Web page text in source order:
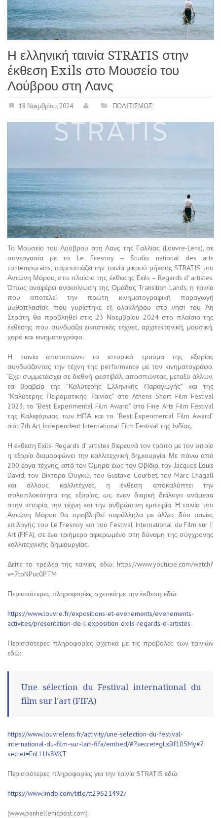
Η ελληνική ταινία STRATIS στην
έκθεση Exils στο Μουσείο του
Λούβρου στη Λανς
18 Νοεμβρίου, 2024 ΠΟΛΙΤΙΣΜΟΣ
Το Μουσείο του Λούβρου στη Λανς της Γαλλίας (Louvre-Lens), σε
συνεργασία με το Le Fresnoy – Studio national des arts
contemporains, παρουσιάζει την ταινία μικρού μήκους STRATIS του
Αντώνη Μάρου, στο πλαίσιο της έκθεσης Exils – Regards d’ artistes.
Όπως αναφέρει ανακοίνωση της Ομάδας Transition Lands, η ταινία
που αποτελεί την πρώτη κινηματογραφική παραγωγή
μυθοπλασίας που γυρίστηκε εξ ολοκλήρου στο νησί του Άη
Στράτη, θα προβληθεί στις 23 Νοεμβρίου 2024 στο πλαίσιο της
έκθεσης που συνδυάζει εικαστικές τέχνες, αρχιτεκτονική, μουσική,
χορό και κινηματογράφο.
Η ταινία αποτυπώνει το ιστορικό τραύμα της εξορίας
συνδυάζοντας την τέχνη της performance με τον κινηματογράφο.
Έχει συμμετάσχει σε διεθνή φεστιβάλ, αποσπώντας, μεταξύ άλλων,
τα βραβεία της “Καλύτερης Ελληνικής Παραγωγής” και της
“Καλύτερης Πειραματικής Ταινίας” στο Athens Short Film Festival
2023, το “Best Experimental Film Award” στο Fine Arts Film Festival
της Καλιφόρνιας των ΗΠΑ και το “Best Experimental Film Award”
στο 7th Art Independent International Film Festival της Ινδίας.
Η έκθεση Exils- Regards d’ artistes διερευνά τον τρόπο με τον οποίο
η εξορία διαμορφώνει την καλλιτεχνική δημιουργία. Με πάνω από
200 έργα τέχνης, από τον Όμηρο έως τον Οβίδιο, τον Jacques Louis
David, τον Βίκτορα Ουγκώ, τον Gustave Courbet, τον Marc Chagall
και άλλους καλλιτέχνες, η έκθεση αποκαλύπτει την
πολυπλοκότητα της εξορίας, ως έναν διαρκή διάλογο ανάμεσα
στην ιστορία, την τέχνη και την ανθρώπινη εμπειρία. Η ταινία του
Αντώνη Μάρου θα προβληθεί παράλληλα με άλλες δύο ταινίες
επιλογής του Le Fresnoy και του Festival International du Film sur l’
Art (FIFA), σε ένα τριήμερο αφιερωμένο στη δύναμη της σύγχρονης
καλλιτεχνικής δημιουργίας.
Δείτε το τρέιλερ της ταινίας εδώ: https://www.youtube.com/watch?
v=7toNPuc0PTM
Περισσότερες πληροφορίες σχετικά με την έκθεση εδώ:
https://www.louvre.fr/expositions-et-evenements/evenements-
activites/presentation-de-l-exposition-exils-regards-d-artistes
Περισσότερες πληροφορίες σχετικά με τις προβολές των ταινιών
εδώ:
Une sélection du Festival international du
film sur l’art (FIFA)
https://www.louvrelens.fr/activity/une-selection-du-festival-
international-du-film-sur-lart-fifa/embed/#?secret=gLxBf105My#?
secret=EnLLUs8VKT
Περισσότερες πληροφορίες για την ταινία STRATIS εδώ:
https://www.imdb.com/title/tt29621492/
(www.panhellenicpost.com)